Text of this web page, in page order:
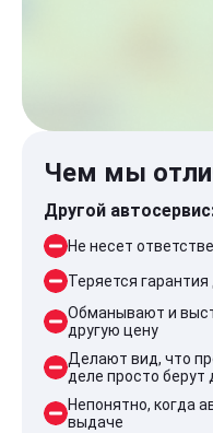
Чем мы
Другой
Не несет
Теряется гарантия
Обманывают и
другую цену
Делают вид, что
деле просто берут
Непонятно, когда
выдаче